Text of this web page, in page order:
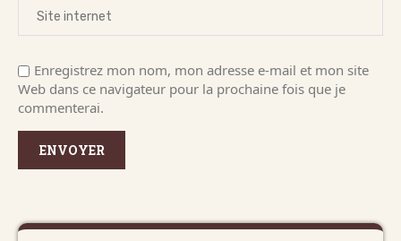
Enregistrez mon nom, mon adresse e-mail et mon site
Web dans ce navigateur pour la prochaine fois que je
commenterai.